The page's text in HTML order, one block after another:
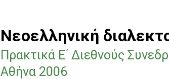
Νεοελληνική
Πρακτικά Ε΄ Διεθνούς
Αθήνα 2006